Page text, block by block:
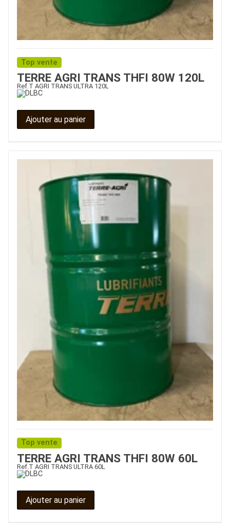
Top vente
TERRE AGRI TRANS THFI 80W 120L
Ref. T AGRI TRANS ULTRA 120L
Ajouter au panier
Top vente
TERRE AGRI TRANS THFI 80W 60L
Ref. T AGRI TRANS ULTRA 60L
Ajouter au panier